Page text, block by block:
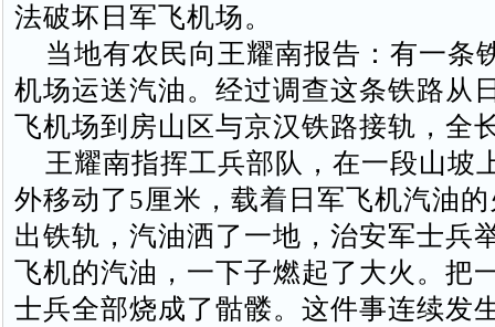
法破坏日军飞机场。
当地有农民向王耀南报告：有一条
机场运送汽油。经过调查这条铁路从
飞机场到房山区与京汉铁路接轨，全
王耀南指挥工兵部队，在一段山坡
外移动了5厘米，载着日军飞机汽油
出铁轨，汽油洒了一地，治安军士兵
飞机的汽油，一下子燃起了大火。把
士兵全部烧成了骷髅。这件事连续发